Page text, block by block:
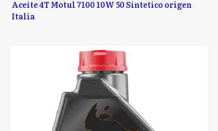
Aceite 4T Motul 7100 10W 50 Sintetico origen
Italia